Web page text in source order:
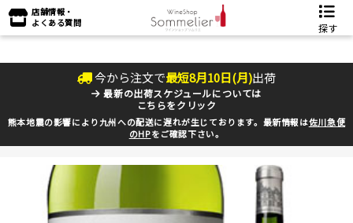
店舗情報・
よくある質問
探す
今から注文で最短8月10日(月)出荷
最新の出荷スケジュールについては
こちらをクリック
熊本地震の影響により九州への配送に遅れが生じております。最新情報は佐川急便
のHPをご確認下さい。